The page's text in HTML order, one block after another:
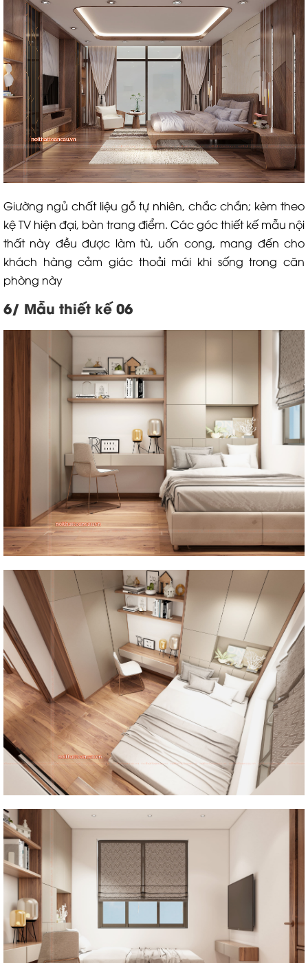
Giường ngủ chất liệu gỗ tự nhiên, chắc chắn; kèm theo
kệ TV hiện đại, bàn trang điểm. Các góc thiết kế mẫu nội
thất này đều được làm tù, uốn cong, mang đến cho
khách hàng cảm giác thoải mái khi sống trong căn
phòng này
6/ Mẫu thiết kế 06